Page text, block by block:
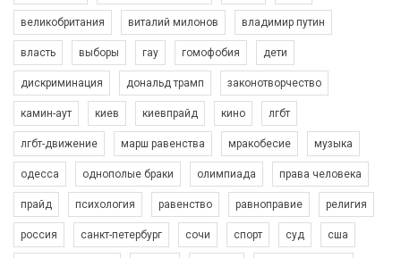
Зупинимо насильство проти ЛГБТ в Україні! Stop violence against LGBT in Ukraine!
6/30/2017
Емоційний та вражаючий промо-ролік на конкурс PACT, який
представляє програму "Гей-альянс Україна" з протидії
насильству проти ЛГБТ в Україні.
1.9K Просмотров • 226 Нравится • 5 Комментариев
великобритания виталий милонов владимир путин
власть выборы гау гомофобия дети
дискриминация дональд трамп законотворчество
камин-аут киев киевпрайд кино лгбт
лгбт-движение марш равенства мракобесие музыка
одесса однополые браки олимпиада права человека
прайд психология равенство равноправие религия
россия санкт-петербург сочи спорт суд сша